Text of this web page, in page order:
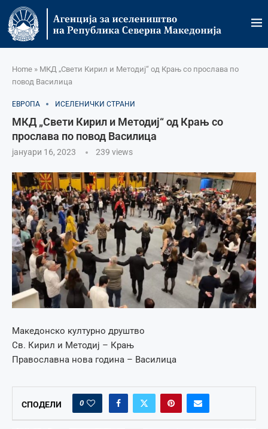
Home » МКД „Свети Кирил и Методиј“ од Крањ со прослава по
повод Василица
ЕВРОПА ИСЕЛЕНИЧКИ СТРАНИ
МКД „Свети Кирил и Методиј“ од Крањ со
прослава по повод Василица
јануари 16, 2023 239 views
Македонско културно друштво
Св. Кирил и Методиј – Крањ
Православна нова година – Василица
СПОДЕЛИ 0